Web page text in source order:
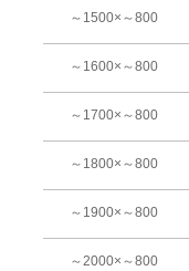
～1500×～800
～1600×～800
～1700×～800
～1800×～800
～1900×～800
～2000×～800